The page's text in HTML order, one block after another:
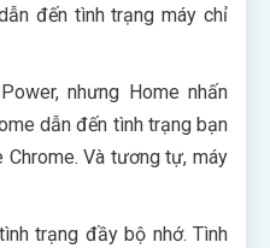
đến tình trạng máy chỉ
nhưng Home nhấn
dẫn đến tình trạng bạn
Và tương tự, máy
trạng đầy bộ nhớ. Tình